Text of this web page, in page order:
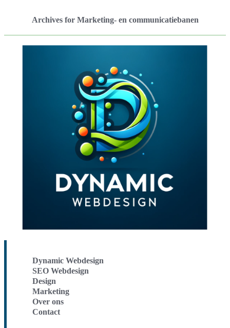
Archives for Marketing- en communicatiebanen
Dynamic Webdesign
SEO Webdesign
Design
Marketing
Over ons
Contact